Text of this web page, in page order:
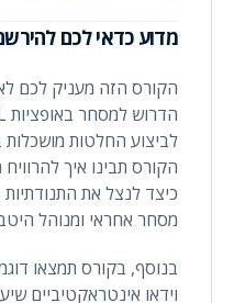
מדוע כדאי לכם
הקורס הזה מעניק לכם
לביצוע החלטות
הקורס תבינו איך
כיצד לנצל את
מסחר אחראי ומנוהל
בנוסף, בקורס תמצאו
וידאו אינטראקטיביים